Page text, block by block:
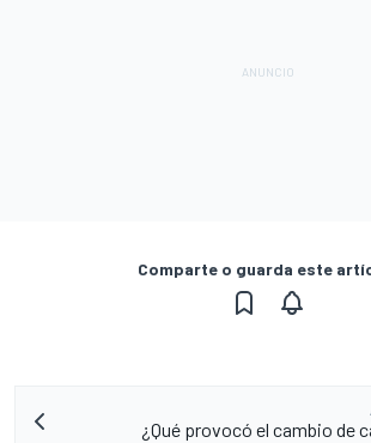
Comparte o guarda este
¿Qué provocó el cambio de